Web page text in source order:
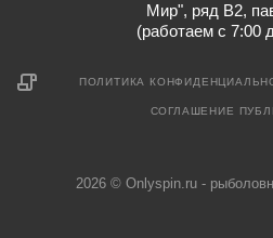
Мир", ряд В2,
(работаем с 7:00
ПОЛИТИКА
СОГЛАШЕНИЕ
2026 © Onlyspin.ru -